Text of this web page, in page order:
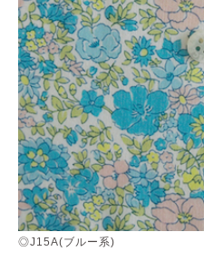
◎J15A(ブルー系)